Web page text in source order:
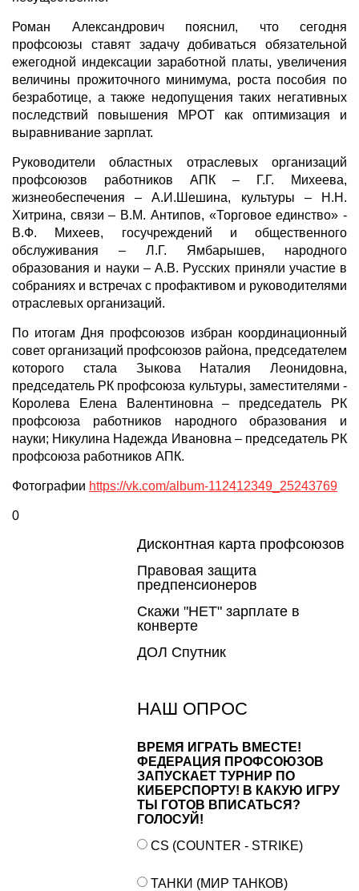
Роман Александрович пояснил, что сегодня
профсоюзы ставят задачу добиваться обязательной
ежегодной индексации заработной платы, увеличения
величины прожиточного минимума, роста пособия по
безработице, а также недопущения таких негативных
последствий повышения МРОТ как оптимизация и
выравнивание зарплат.
Руководители областных отраслевых организаций
профсоюзов работников АПК – Г.Г. Михеева,
жизнеобеспечения – А.И.Шешина, культуры – Н.Н.
Хитрина, связи – В.М. Антипов, «Торговое единство» -
В.Ф. Михеев, госучреждений и общественного
обслуживания – Л.Г. Ямбарышев, народного
образования и науки – А.В. Русских приняли участие в
собраниях и встречах с профактивом и руководителями
отраслевых организаций.
По итогам Дня профсоюзов избран координационный
совет организаций профсоюзов района, председателем
которого стала Зыкова Наталия Леонидовна,
председатель РК профсоюза культуры, заместителями -
Королева Елена Валентиновна – председатель РК
профсоюза работников народного образования и
науки; Никулина Надежда Ивановна – председатель РК
профсоюза работников АПК.
Фотографии https://vk.com/album-112412349_25243769
0
Дисконтная карта профсоюзов
Правовая защита
предпенсионеров
Скажи "НЕТ" зарплате в
конверте
ДОЛ Спутник
НАШ ОПРОС
ВРЕМЯ ИГРАТЬ ВМЕСТЕ!
ФЕДЕРАЦИЯ ПРОФСОЮЗОВ
ЗАПУСКАЕТ ТУРНИР ПО
КИБЕРСПОРТУ! В КАКУЮ ИГРУ
ТЫ ГОТОВ ВПИСАТЬСЯ?
ГОЛОСУЙ!
CS (COUNTER - STRIKE)
ТАНКИ (МИР ТАНКОВ)